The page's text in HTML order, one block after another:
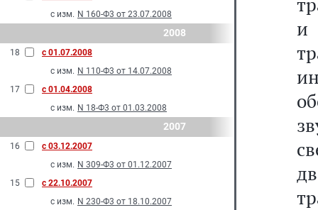
с изм. N 160-Ф3 от 23.07.2008
2008
18
с 01.07.2008
с изм. N 110-Ф3 от 14.07.2008
17
с 01.04.2008
с изм. N 18-Ф3 от 01.03.2008
2007
16
с 03.12.2007
с изм. N 309-Ф3 от 01.12.2007
15
с 22.10.2007
с изм. N 230-Ф3 от 18.10.2007
и